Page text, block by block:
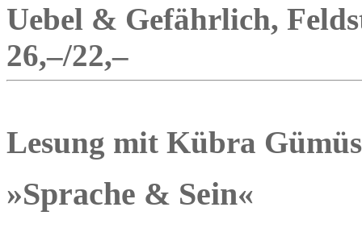
Uebel & Gefährlich,
26,–/22,–
Lesung mit Kübra
»Sprache & Sein«